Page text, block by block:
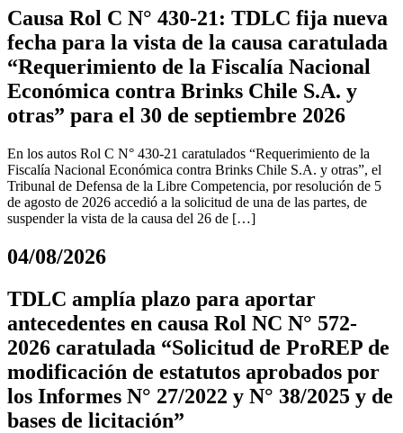
Causa Rol C N° 430-21: TDLC fija nueva
fecha para la vista de la causa caratulada
“Requerimiento de la Fiscalía Nacional
Económica contra Brinks Chile S.A. y
otras” para el 30 de septiembre 2026
En los autos Rol C N° 430-21 caratulados “Requerimiento de la
Fiscalía Nacional Económica contra Brinks Chile S.A. y otras”, el
Tribunal de Defensa de la Libre Competencia, por resolución de 5
de agosto de 2026 accedió a la solicitud de una de las partes, de
suspender la vista de la causa del 26 de […]
04/08/2026
TDLC amplía plazo para aportar
antecedentes en causa Rol NC N° 572-
2026 caratulada “Solicitud de ProREP de
modificación de estatutos aprobados por
los Informes N° 27/2022 y N° 38/2025 y de
bases de licitación”